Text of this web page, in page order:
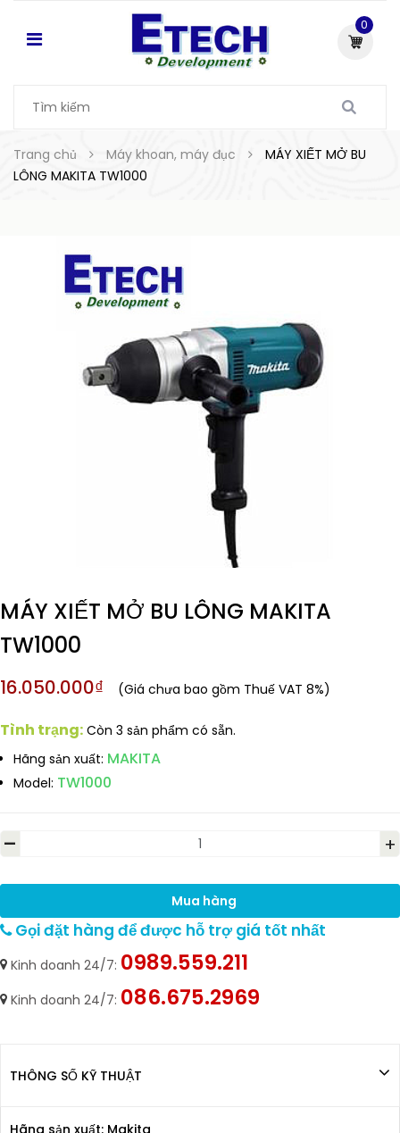
0
Trang chủ Máy khoan, máy đục
MÁY XIẾT MỞ BU
LÔNG MAKITA TW1000
MÁY XIẾT MỞ BU LÔNG MAKITA
TW1000
16.050.000₫ (Giá chưa bao gồm Thuế VAT 8%)
Tình trạng: Còn 3 sản phẩm có sẵn.
Hãng sản xuất: MAKITA
Model: TW1000
- +
Mua hàng
Gọi đặt hàng để được hỗ trợ giá tốt nhất
Kinh doanh 24/7: 0989.559.211
Kinh doanh 24/7: 086.675.2969
THÔNG SỐ KỸ THUẬT
Hãng sản xuất: Makita